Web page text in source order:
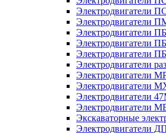
Электродвигатели
Электродвигатели
Электродвигатели ПБ
Электродвигатели
Электродвигатели
Электродвигатели
Электродвигатели
Электродвигатели
Электродвигатели
Электродвигатели
Экскаваторные
Электродвигатели